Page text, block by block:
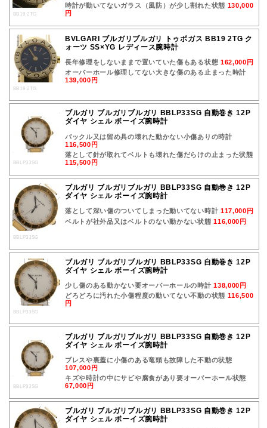
BB19 2TG
時計が動いてないガラス（風防）が少し割れた状態 130,000
円
BB19 2TG
BVLGARI ブルガリブルガリ トゥボガス BB19 2TG ク
ォーツ SS×YG レディース腕時計
長年修理をしないままで置いていた傷もある状態 162,000円
オーバーホール修理してない大きな傷のある止まった時計
139,000円
BBLP33SG
ブルガリ ブルガリブルガリ BBLP33SG 自動巻き 12P
ダイヤ シェル ボーイズ腕時計
バックル又は留め具の壊れた動かない小傷ありの時計
116,500円
落として針が取れてベルトも壊れた傷だらけの止まった状態
115,500円
BBLP33SG
ブルガリ ブルガリブルガリ BBLP33SG 自動巻き 12P
ダイヤ シェル ボーイズ腕時計
落として深い傷のついてしまった動いてない時計 117,000円
ベルトが社外品又はベルトのない動かない状態116,000円
BBLP33SG
ブルガリ ブルガリブルガリ BBLP33SG 自動巻き 12P
ダイヤ シェル ボーイズ腕時計
少し傷のある動かない要オーバーホールの時計138,000円
どろどろに汚れた小傷程度の動いてない不動の状態 116,500
円
BBLP33SG
ブルガリ ブルガリブルガリ BBLP33SG 自動巻き 12P
ダイヤ シェル ボーイズ腕時計
ブレスや裏蓋に小傷のある竜頭も故障した不動の状態
107,000円
キズや時計の中にサビや腐食があり要オーバーホール状態
67,000円
ブルガリ ブルガリブルガリ BBLP33SG 自動巻き 12P
ダイヤ シェル ボーイズ腕時計